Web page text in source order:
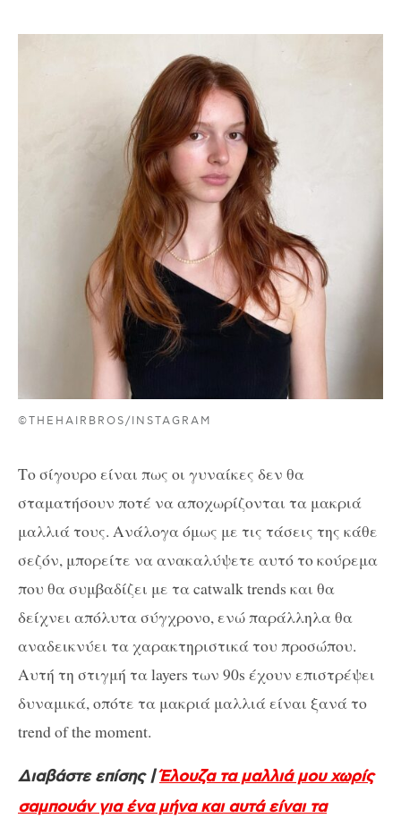
©THEHAIRBROS/INSTAGRAM
Το σίγουρο είναι πως οι γυναίκες δεν θα
σταματήσουν ποτέ να αποχωρίζονται τα μακριά
μαλλιά τους. Ανάλογα όμως με τις τάσεις της κάθε
σεζόν, μπορείτε να ανακαλύψετε αυτό το κούρεμα
που θα συμβαδίζει με τα catwalk trends και θα
δείχνει απόλυτα σύγχρονο, ενώ παράλληλα θα
αναδεικνύει τα χαρακτηριστικά του προσώπου.
Αυτή τη στιγμή τα layers των 90s έχουν επιστρέψει
δυναμικά, οπότε τα μακριά μαλλιά είναι ξανά το
trend of the moment.
Διαβάστε επίσης |Έλουζα τα μαλλιά μου χωρίς
σαμπουάν για ένα μήνα και αυτά είναι τα